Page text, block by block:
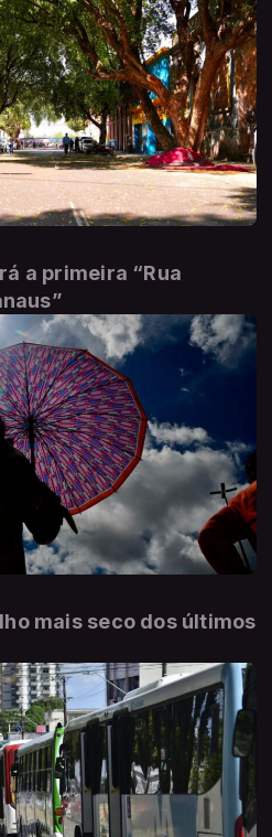
a primeira “Rua
mais seco dos últimos